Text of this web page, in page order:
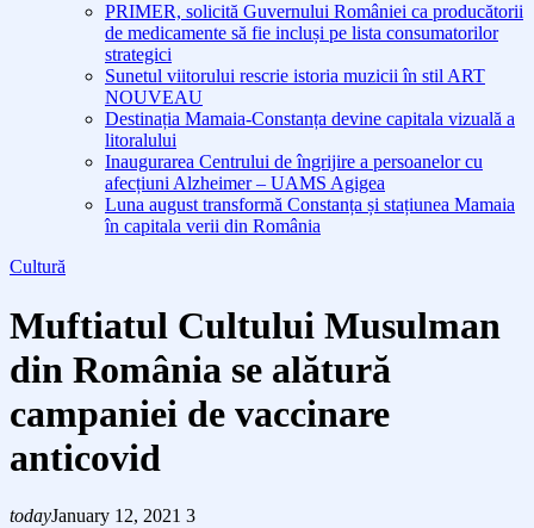
PRIMER, solicită Guvernului României ca producătorii
de medicamente să fie incluși pe lista consumatorilor
strategici
Sunetul viitorului rescrie istoria muzicii în stil ART
NOUVEAU
Destinația Mamaia-Constanța devine capitala vizuală a
litoralului
Inaugurarea Centrului de îngrijire a persoanelor cu
afecțiuni Alzheimer – UAMS Agigea
Luna august transformă Constanța și stațiunea Mamaia
în capitala verii din România
Cultură
Muftiatul Cultului Musulman
din România se alătură
campaniei de vaccinare
anticovid
todayJanuary 12, 2021 3